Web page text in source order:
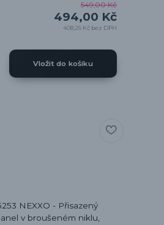
549,00 Kč
494,00 Kč
408,26 Kč bez DPH
Vložit do košíku